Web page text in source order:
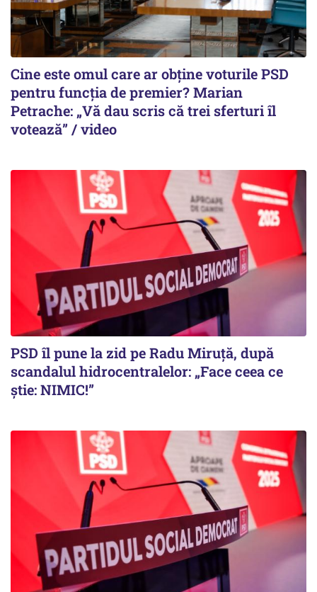
Cine este omul care ar obține voturile PSD
pentru funcția de premier? Marian
Petrache: „Vă dau scris că trei sferturi îl
votează” / video
PSD îl pune la zid pe Radu Miruță, după
scandalul hidrocentralelor: „Face ceea ce
știe: NIMIC!”